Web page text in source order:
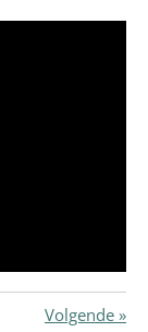
Volgende »